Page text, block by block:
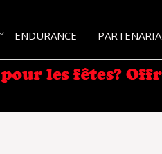
ENDURANCE